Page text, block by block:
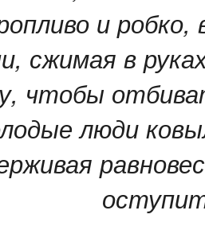
и
сжимая в
чтобы
люди